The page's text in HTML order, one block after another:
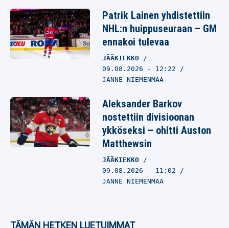
Patrik Lainen yhdistettiin
NHL:n huippuseuraan – GM
ennakoi tulevaa
JÄÄKIEKKO
09.08.2026 - 12:22
JANNE NIEMENMAA
Aleksander Barkov
nostettiin divisioonan
ykköseksi – ohitti Auston
Matthewsin
JÄÄKIEKKO
09.08.2026 - 11:02
JANNE NIEMENMAA
TÄMÄN HETKEN LUETUIMMAT